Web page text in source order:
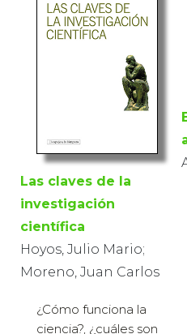
Las claves de la
investigación
científica
Hoyos, Julio Mario;
Moreno, Juan Carlos
¿Cómo funciona la
ciencia?, ¿cuáles son